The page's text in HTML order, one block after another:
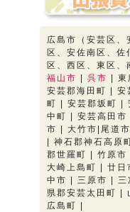
広島市（安芸区、
区、安佐南区、佐
区、西区、東区、
福山市
呉市
| 東
安芸郡海田町 | 安
町 | 安芸郡坂町 |
中町 | 安芸高田市
市 | 大竹市|尾道
| 神石郡神石高原
郡世羅町 | 竹原市
大崎上島町 | 廿日
中市 | 三原市 | 三
県郡安芸太田町 |
広島町 |